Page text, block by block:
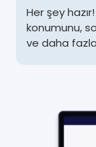
Her şey
konumunu,
ve daha